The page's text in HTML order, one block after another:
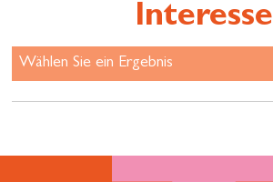
Interesse